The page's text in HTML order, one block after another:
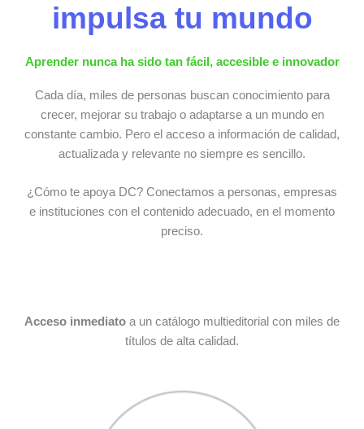
impulsa tu mundo
Aprender nunca ha sido tan fácil, accesible e innovador
Cada día, miles de personas buscan conocimiento para
crecer, mejorar su trabajo o adaptarse a un mundo en
constante cambio. Pero el acceso a información de calidad,
actualizada y relevante no siempre es sencillo.
¿Cómo te apoya DC? Conectamos a personas, empresas
e instituciones con el contenido adecuado, en el momento
preciso.
Acceso inmediato a un catálogo multieditorial con miles de
títulos de alta calidad.